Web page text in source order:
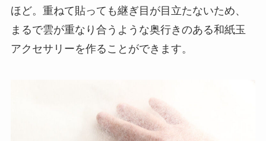
ほど。重ねて貼っても継ぎ目が目立たないため、
まるで雲が重なり合うような奥行きのある和紙玉
アクセサリーを作ることができます。